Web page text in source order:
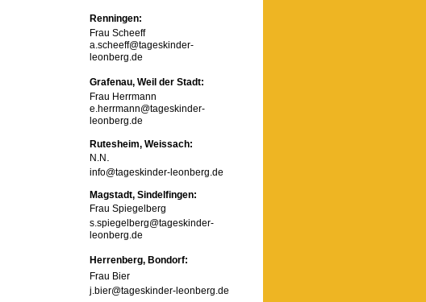
Renningen:
Frau Scheeff
a.scheeff@tageskinder-
leonberg.de
Grafenau, Weil der Stadt:
Frau Herrmann
e.herrmann@tageskinder-
leonberg.de
Rutesheim, Weissach:
N.N
info@tageskinder-leonberg.de
Magstadt, Sindelfingen:
Frau Spiegelberg
s.spiegelberg@tageskinder-
leonberg.de
Herrenberg, Bondorf:
Frau Bier
j.bier@tageskinder-leonberg.de